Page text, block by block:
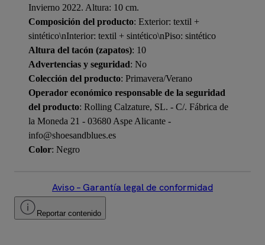
Invierno 2022. Altura: 10 cm.
Composición del producto: Exterior: textil +
sintético\nInterior: textil + sintético\nPiso: sintético
Altura del tacón (zapatos): 10
Advertencias y seguridad: No
Colección del producto: Primavera/Verano
Operador económico responsable de la seguridad
del producto: Rolling Calzature, SL. - C/. Fábrica de
la Moneda 21 - 03680 Aspe Alicante -
info@shoesandblues.es
Color: Negro
Aviso – Garantía legal de conformidad
Reportar contenido